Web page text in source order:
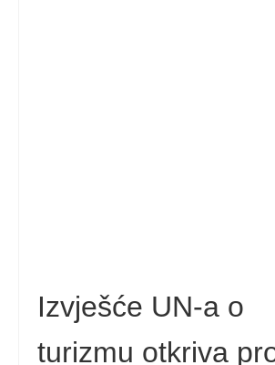
Izvješće UN-a o
turizmu otkriva